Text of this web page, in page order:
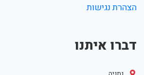
הצהרת נגישות
דברו איתנו